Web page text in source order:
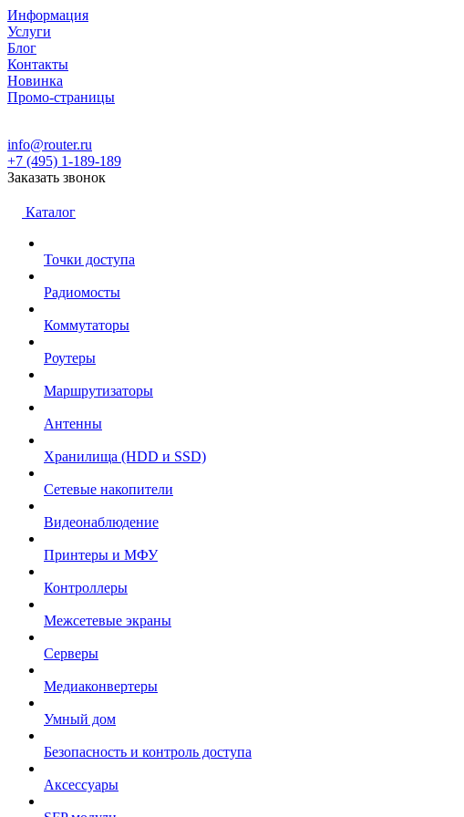
Информация
Услуги
Блог
Контакты
Новинка
Промо-страницы
info@router.ru
+7 (495) 1-189-189
Заказать звонок
Каталог
Точки доступа
Радиомосты
Коммутаторы
Роутеры
Маршрутизаторы
Антенны
Хранилища (HDD и SSD)
Сетевые накопители
Видеонаблюдение
Принтеры и МФУ
Контроллеры
Межсетевые экраны
Серверы
Медиаконвертеры
Умный дом
Безопасность и контроль доступа
Аксессуары